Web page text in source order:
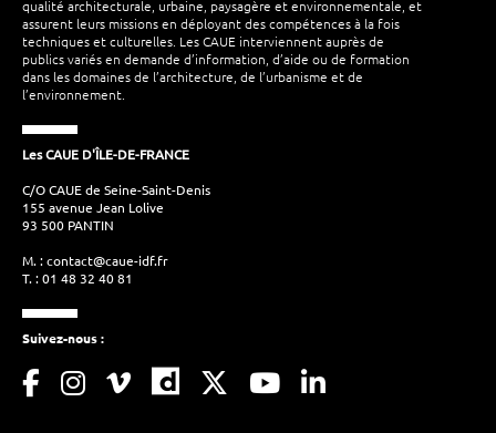
qualité architecturale, urbaine, paysagère et environnementale, et
assurent leurs missions en déployant des compétences à la fois
techniques et culturelles. Les CAUE interviennent auprès de
publics variés en demande d’information, d’aide ou de formation
dans les domaines de l’architecture, de l’urbanisme et de
l’environnement.
Les CAUE D'ÎLE-DE-FRANCE
C/O CAUE de Seine-Saint-Denis
155 avenue Jean Lolive
93 500 PANTIN
M. :contact@caue-idf.fr
T. : 01 48 32 40 81
Suivez-nous :